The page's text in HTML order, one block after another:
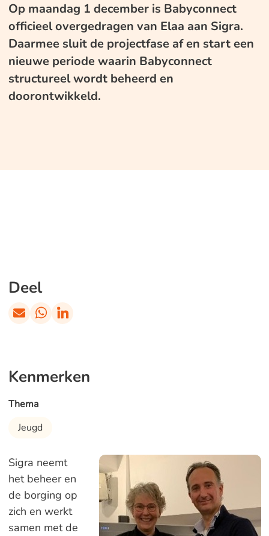
Op maandag 1 december is Babyconnect
officieel overgedragen van Elaa aan Sigra.
Daarmee sluit de projectfase af en start een
nieuwe periode waarin Babyconnect
structureel wordt beheerd en
doorontwikkeld.
Sigra neemt
het beheer en
de borging op
zich en werkt
samen met de
Deel
Kenmerken
Thema
Jeugd